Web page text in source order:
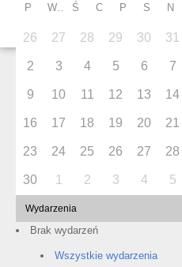
P Ś C P S N
26 27 28 29 30 31
2 3 4 5 6 7
9 10 11 12 13 14
16 17 18 19 20 21
23 24 25 26 27 28
30 1 2 3 4 5
Wydarzenia
Brak wydarzeń
Wszystkie wydarzenia